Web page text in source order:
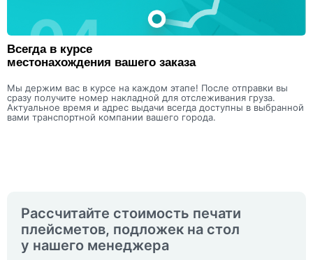
Всегда в курсе
местонахождения вашего заказа
Мы держим вас в курсе на каждом этапе! После отправки вы
сразу получите номер накладной для отслеживания груза.
Актуальное время и адрес выдачи всегда доступны в выбранной
вами транспортной компании вашего города.
Рассчитайте стоимость печати
плейсметов, подложек на стол
у нашего менеджера